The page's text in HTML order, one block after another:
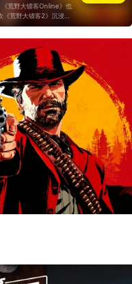
荒野大镖客Online》也
荒野大镖客2》沉浸的
到游戏中；可是如果玩家
大镖客Online》很难会